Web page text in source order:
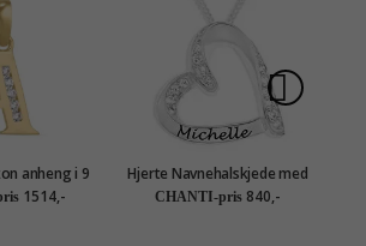
anheng i 9
Letter
1514,-
Hjerte Navnehalskjede med
anheng i sølv med hvit
zirkon - My Letter
CHANTI-pris 840,-